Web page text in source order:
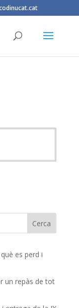
es perd i
un repàs de tot